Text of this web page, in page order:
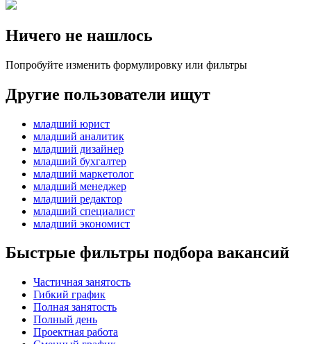
Ничего не нашлось
Попробуйте изменить формулировку или фильтры
Другие пользователи ищут
младший юрист
младший аналитик
младший дизайнер
младший бухгалтер
младший маркетолог
младший менеджер
младший редактор
младший специалист
младший экономист
Быстрые фильтры подбора вакансий
Частичная занятость
Гибкий график
Полная занятость
Полный день
Проектная работа